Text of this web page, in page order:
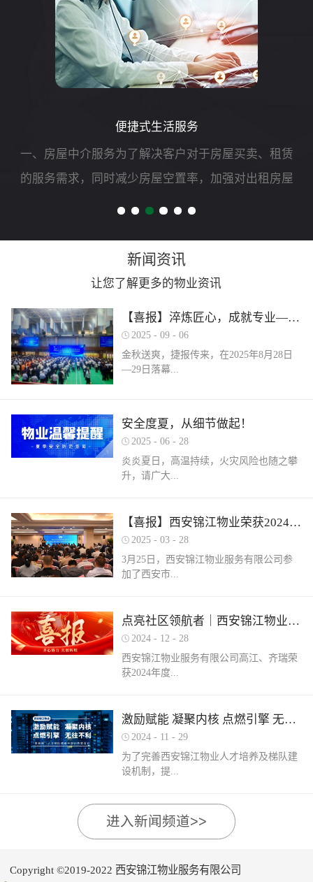
便捷式生活服务
一、房屋中介服务为了解决客户对于房屋买卖、租赁
的服务需求，同时减少房屋空置率，加强对出租房屋
自助洗车服务随着...
新闻资讯
让您了解更多的物业资讯
【喜报】淬炼匠心，成就专业——西安锦江物业在“锦天物业杯”技能竞赛中斩获佳绩
2025 - 09 - 06
金秋送爽，捷报传来，在2025年8月28日
—29日落幕...
业职业技能竞赛中， 西安锦江物业服务有
限公司的选手们表现卓越，凭借扎实的理
论知识、精湛的操作技能和临危不乱的现
场发挥，在物业管理师、电工、消防设施
市住房和城乡建设局指导、市物业管理行
业协会主办，是全市物业管理行业一年一
度规格最高、水平最强、影响最广的职业
技能盛会。本次竞赛，共有来自全市60余
家物业企业的1300余名物业从业人员参
梦长安 精技赋能未来”，全面夯实行业人
才基础。参赛环节西安锦江物业作为西安
织并参与协会各项赛事，均取得傲人的成
绩。今年为了锻炼队伍，搭建更广阔的成
下的重要知识点串讲和一轮轮的复习备
考，比赛中，选手们沉着冷静，基本发挥
出了各自领域应有的实力。最终，三个工
种共计取得了二等奖1名，三等奖3名，优
的问题及知识盲区，公司人力行政部及品
质部快速反应，第一时间组织各工种开展
内部专项培训，进行系统化的梳理和总
经验和答题技巧进行转化分享，对标竞赛
安全度夏，从细节做起！
2025 - 06 - 28
炎炎夏日，高温持续，火灾风险也随之攀
升，请广大...
业主做好夏季安全防范工作。风险在于防
范，平安才是幸福！西安锦江物业提醒
夏季高温，引发火灾事故占比较高，空
调、冰箱、电风扇等大功率电器的使用频
中要通风、散热，防止温度过高引发火
灾。空调、电风扇等电器设备不宜长时间
使用，离人时应及时关闭电源。电动车应
在室外专用充电桩充电，不得在室内、走
充电，切勿长时间充电，勿飞线充电。汽
车内严禁放置打火机、罐装喷剂、香水、
移动电源等易燃易爆物品，定期检测更换
车载灭火器，定期对车辆维护保养。不要
躺在床上、沙发上吸烟，烟头要及时放到
可燃物品。 使用电蚊香时应注意用电安
全，用完及时断开电源，防止因长期通电
“干烧”引发火灾。在发热的电蚊拍附近不
露水后不要立即靠近明火、也不要在高温
【喜报】西安锦江物业荣获2024年度优秀单位、全市技能竞赛优秀个人及优秀组织单位多项荣誉
2025 - 03 - 28
3月25日，西安锦江物业服务有限公司参
加了西安市...
物业管理行业协会组织召开的第三届会员
（代表）大会第四次全体会议暨物业高质
员单位及“安居物业杯”西安市物业管理行
业职业技能竞赛优秀个人及优秀组织单位
获“全市技能竞赛优秀组织奖”西安锦江物
业曹林、张小刚、郭小龙荣获技能竞赛“一
等奖”西安锦江物业张国刚、谷展荣获技能
竞赛“二等奖”西安锦江物业惠张瑜、张盼
兵、潘保民、毛亚、李强、贺鑫磊、李国
刚、岳程妮等人分别荣获技能竞赛“优秀
奖”。在这个追求卓越服务的时代，西安锦
升整个团队的专业水平和服务质量，西安
点亮社区领航者｜西安锦江物业高江、齐瑞获得“优秀项目经理”荣誉称号
2024 - 12 - 28
西安锦江物业服务有限公司高江、齐瑞荣
获2024年度...
陕西省物业管理协会“优秀项目经理”称
号。岁末回首，总结成绩，表彰优秀，
会召开盛会，表彰这一年在物业管理行业
的广阔舞台上绽放出熠熠光辉的精英
1A期 项目经理 齐瑞高江、齐瑞是西安锦
江物业诸多优秀项目经理的缩影，他们代
表着西安锦江物业团结奋进、诚信奉献、
奖是荣誉也是动力，西安锦江物业将以他
们作为榜样领航，激励全体员工砥砺奋
激励赋能 凝聚内核 点燃引擎 无往不利
2024 - 11 - 29
为了完善西安锦江物业人才培养及梯队建
设机制，提...
高物业服务水平和服务质量，有目的、有
计划的进行人才储备及培育，大力培养核
江物业组织开展以“激励赋能 凝聚内核 点
进入新闻频道>>
Copyright ©2019-2022 西安锦江物业服务有限公司